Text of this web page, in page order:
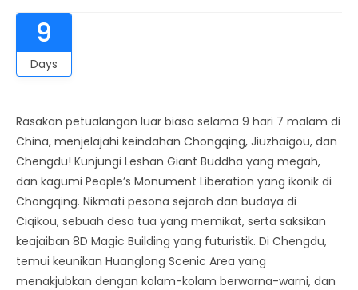
9
Days
Rasakan petualangan luar biasa selama 9 hari 7 malam di
China, menjelajahi keindahan Chongqing, Jiuzhaigou, dan
Chengdu! Kunjungi Leshan Giant Buddha yang megah,
dan kagumi People’s Monument Liberation yang ikonik di
Chongqing. Nikmati pesona sejarah dan budaya di
Ciqikou, sebuah desa tua yang memikat, serta saksikan
keajaiban 8D Magic Building yang futuristik. Di Chengdu,
temui keunikan Huanglong Scenic Area yang
menakjubkan dengan kolam-kolam berwarna-warni, dan